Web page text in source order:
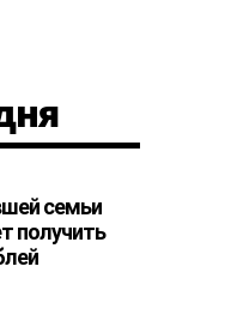
семьи
получить